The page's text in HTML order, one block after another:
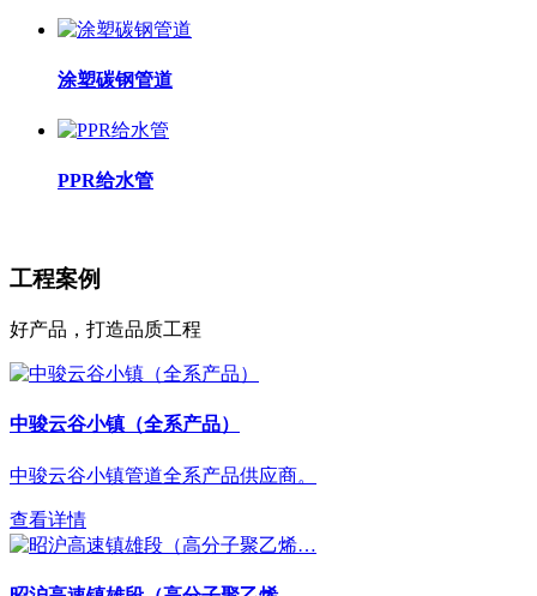
涂塑碳钢管道
PPR给水管
工程案例
好产品，打造品质工程
中骏云谷小镇（全系产品）
中骏云谷小镇管道全系产品供应商。
查看详情